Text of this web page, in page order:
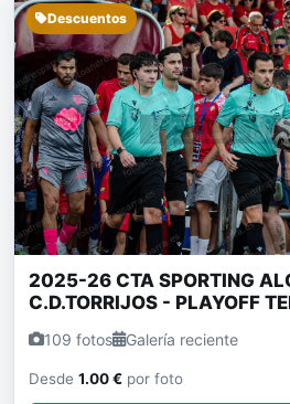
Descuentos
2025-26 CTA SPORTING
C.D.TORRIJOS - PLAYOFF
109 fotos Galería reciente
Desde 1.00 € por foto